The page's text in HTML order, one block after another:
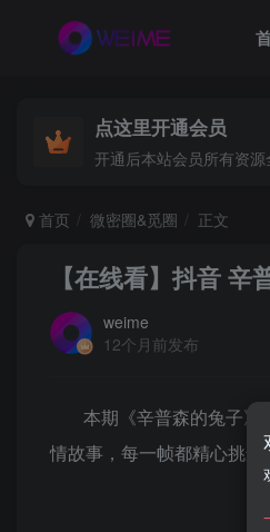
点这里开通会员
首页 微密圈&觅圈 正文
【在线看】抖音 辛
weime
12个月前发布
本期《辛普森的兔子》
情故事，每一帧都精心挑